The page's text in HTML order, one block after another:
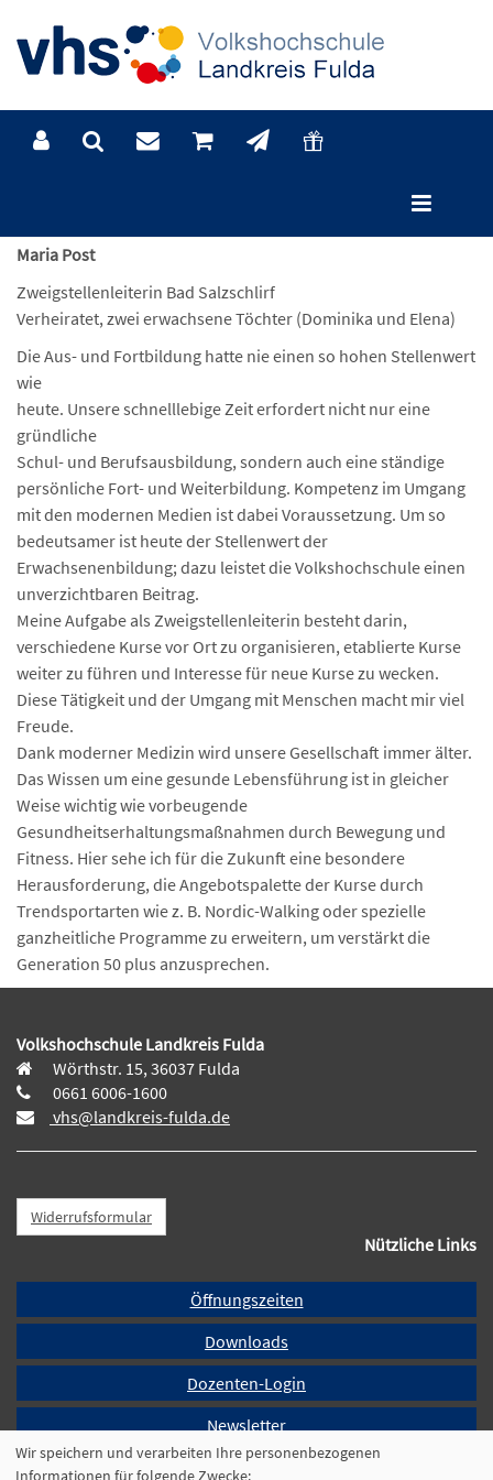
Maria Post
Zweigstellenleiterin Bad Salzschlirf
Verheiratet, zwei erwachsene Töchter (Dominika und Elena)
Die Aus- und Fortbildung hatte nie einen so hohen Stellenwert
wie
heute. Unsere schnelllebige Zeit erfordert nicht nur eine
gründliche
Schul- und Berufsausbildung, sondern auch eine ständige
persönliche Fort- und Weiterbildung. Kompetenz im Umgang
mit den modernen Medien ist dabei Voraussetzung. Um so
bedeutsamer ist heute der Stellenwert der
Erwachsenenbildung; dazu leistet die Volkshochschule einen
unverzichtbaren Beitrag.
Meine Aufgabe als Zweigstellenleiterin besteht darin,
verschiedene Kurse vor Ort zu organisieren, etablierte Kurse
weiter zu führen und Interesse für neue Kurse zu wecken.
Diese Tätigkeit und der Umgang mit Menschen macht mir viel
Freude.
Dank moderner Medizin wird unsere Gesellschaft immer älter.
Das Wissen um eine gesunde Lebensführung ist in gleicher
Weise wichtig wie vorbeugende
Gesundheitserhaltungsmaßnahmen durch Bewegung und
Fitness. Hier sehe ich für die Zukunft eine besondere
Herausforderung, die Angebotspalette der Kurse durch
Trendsportarten wie z. B. Nordic-Walking oder spezielle
ganzheitliche Programme zu erweitern, um verstärkt die
Generation 50 plus anzusprechen.
Volkshochschule Landkreis Fulda
Wörthstr. 15, 36037 Fulda
0661 6006-1600
vhs@landkreis-fulda.de
Widerrufsformular
Nützliche Links
Öffnungszeiten
Downloads
Dozenten-Login
Newsletter
Programmheft
Wir speichern und verarbeiten Ihre personenbezogenen
Informationen für folgende Zwecke: